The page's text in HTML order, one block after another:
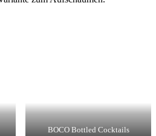
BOCO Bottled Cocktails